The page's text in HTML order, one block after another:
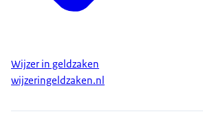
Wijzer in geldzaken
wijzeringeldzaken.nl